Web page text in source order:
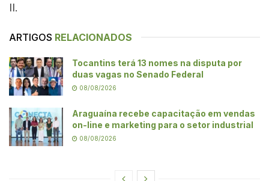
II.
ARTIGOS RELACIONADOS
Tocantins terá 13 nomes na disputa por
duas vagas no Senado Federal
08/08/2026
Araguaína recebe capacitação em vendas
on-line e marketing para o setor industrial
08/08/2026